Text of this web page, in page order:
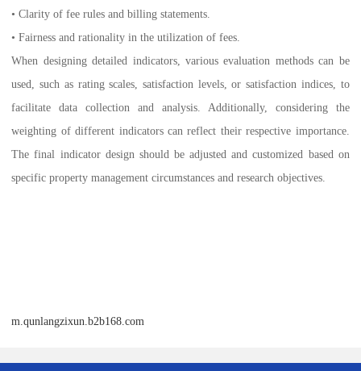
• Clarity of fee rules and billing statements.
• Fairness and rationality in the utilization of fees.
When designing detailed indicators, various evaluation methods can be
used, such as rating scales, satisfaction levels, or satisfaction indices, to
facilitate data collection and analysis. Additionally, considering the
weighting of different indicators can reflect their respective importance.
The final indicator design should be adjusted and customized based on
specific property management circumstances and research objectives.
m.qunlangzixun.b2b168.com